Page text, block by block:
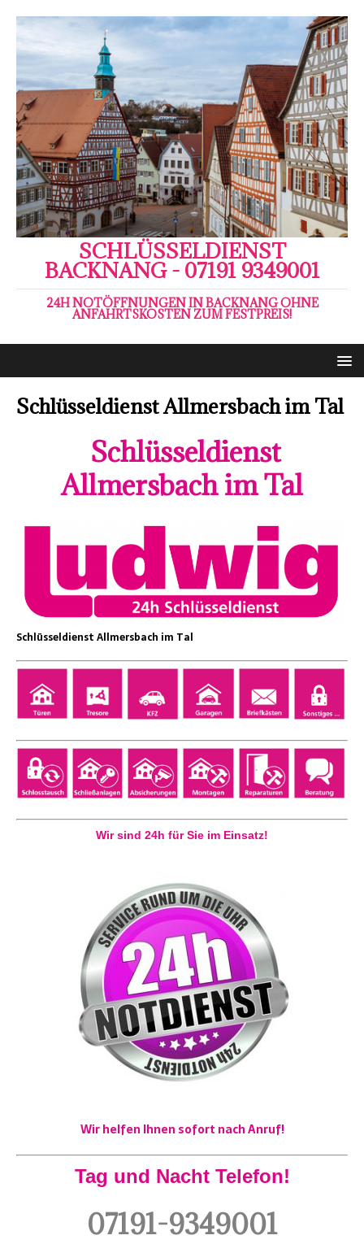
SCHLÜSSELDIENST
BACKNANG - 07191 9349001
24H NOTÖFFNUNGEN IN BACKNANG OHNE
ANFAHRTSKOSTEN ZUM FESTPREIS!
Schlüsseldienst Allmersbach im Tal
Schlüsseldienst
Allmersbach im Tal
Schlüsseldienst Allmersbach im Tal
Wir sind 24h für Sie im Einsatz!
Wir helfen Ihnen sofort nach Anruf!
Tag und Nacht Telefon!
07191-9349001